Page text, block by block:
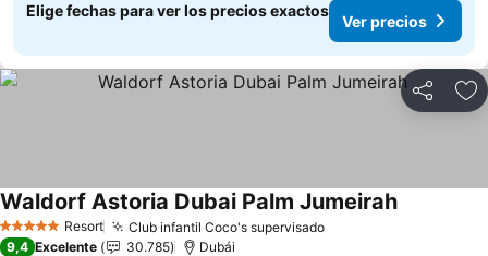
Elige fechas para ver los precios exactos
Ver precios
Compartir
5 Estrellas Resort Club infantil Coco's supervisadoVer precios
Waldorf Astoria Dubai Palm JumeirahVer
9,4 Excelente 30.785 Dubái